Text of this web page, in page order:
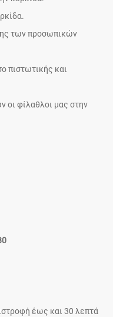
των προσωπικών
πιστωτικής και
οι φίλαθλοι μας στην
έως και 30 λεπτά